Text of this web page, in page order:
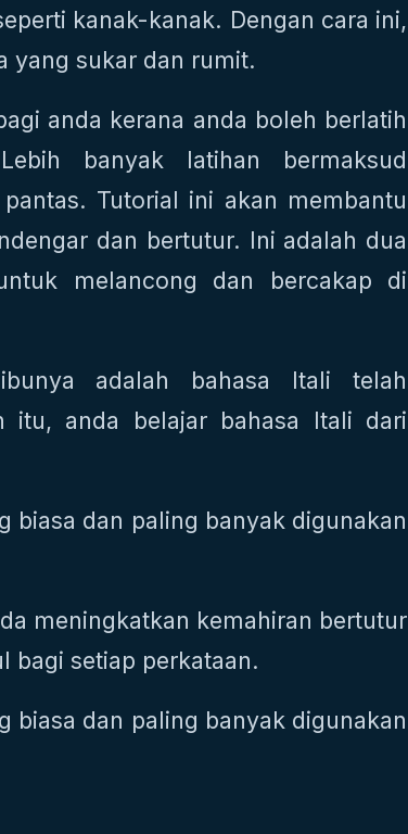
kanak-kanak. Dengan cara ini,
yang sukar dan rumit.
anda kerana anda boleh berlatih
banyak latihan bermaksud
Tutorial ini akan membantu
dan bertutur. Ini adalah dua
melancong dan bercakap di
adalah bahasa Itali telah
itu, anda belajar bahasa Itali dari
biasa dan paling banyak digunakan
meningkatkan kemahiran bertutur
bagi setiap perkataan.
biasa dan paling banyak digunakan